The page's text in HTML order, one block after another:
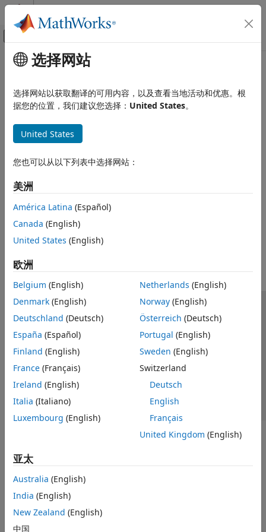
跳到内容
画布外导航菜单切换
文档主页
主要内容
选择网站
选择网站以获取翻译的可用内容，以及查看当地活动和优惠。根
据您的位置，我们建议您选择： United States。
United States
您也可以从以下列表中选择网站：
美洲
América Latina (Español)
Canada (English)
United States (English)
欧洲
Belgium (English)
Denmark (English)
Deutschland (Deutsch)
España (Español)
Finland (English)
France (Français)
Ireland (English)
Italia (Italiano)
Luxembourg (English)
Netherlands (English)
Norway(English)
Österreich (Deutsch)
Portugal (English)
Sweden (English)
Switzerland
Deutsch
English
Français
United Kingdom (English)
亚太
Australia (English)
India (English)
New Zealand (English)
中国
信任中心 商标 隐私政策 防盗版
应用程序状态
联系我们
© 1994-2026 The MathWorks, Inc.